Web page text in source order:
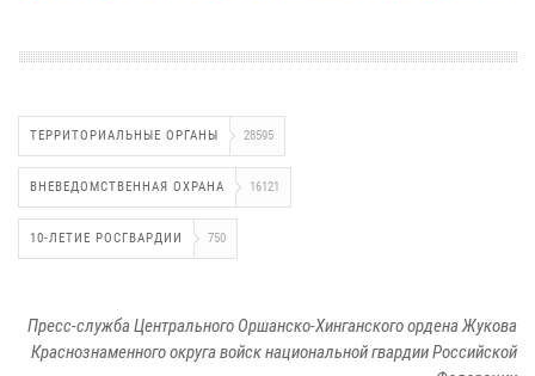
ТЕРРИТОРИАЛЬНЫЕ ОРГАНЫ 28595
ВНЕВЕДОМСТВЕННАЯ ОХРАНА 16121
10-ЛЕТИЕ РОСГВАРДИИ 750
Пресс-служба Центрального Оршанско-Хинганского ордена Жукова
Краснознаменного округа войск национальной гвардии Российской